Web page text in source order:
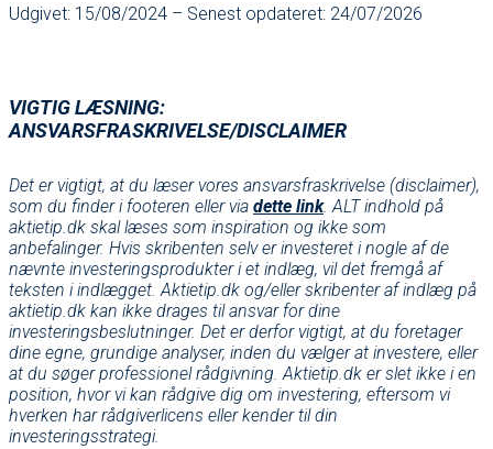
Udgivet: 15/08/2024 – Senest opdateret: 24/07/2026
VIGTIG LÆSNING:
ANSVARSFRASKRIVELSE/DISCLAIMER
Det er vigtigt, at du læser vores ansvarsfraskrivelse (disclaimer),
som du finder i footeren eller via dette link. ALT indhold på
aktietip.dk skal læses som inspiration og ikke som
anbefalinger. Hvis skribenten selv er investeret i nogle af de
nævnte investeringsprodukter i et indlæg, vil det fremgå af
teksten i indlægget. Aktietip.dk og/eller skribenter af indlæg på
aktietip.dk kan ikke drages til ansvar for dine
investeringsbeslutninger. Det er derfor vigtigt, at du foretager
dine egne, grundige analyser, inden du vælger at investere, eller
at du søger professionel rådgivning. Aktietip.dk er slet ikke i en
position, hvor vi kan rådgive dig om investering, eftersom vi
hverken har rådgiverlicens eller kender til din
investeringsstrategi.